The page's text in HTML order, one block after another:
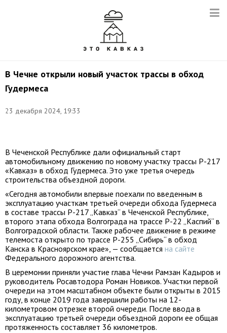
В Чечне открыли новый участок трассы в обход
Гудермеса
23 декабря 2024, 19:33
с
В Чеченской Республике дали официальный старт
автомобильному движению по новому участку трассы Р-217
«Кавказ» в обход Гудермеса. Это уже третья очередь
строительства объездной дороги.
«Сегодня автомобили впервые поехали по введенным в
эксплуатацию участкам третьей очереди обхода Гудермеса
в составе трассы Р-217 „Кавказ“ в Чеченской Республике,
второго этапа обхода Волгограда на трассе Р-22 „Каспий“ в
Волгоградской области. Также рабочее движение в режиме
телемоста открыто по трассе Р-255 „Сибирь“ в обход
Канска в Красноярском крае», — сообщается на сайте
Федерального дорожного агентства.
В церемонии приняли участие глава Чечни Рамзан Кадыров и
руководитель Росавтодора Роман Новиков. Участки первой
очереди на этом масштабном объекте были открыты в 2015
году, в конце 2019 года завершили работы на 12-
километровом отрезке второй очереди. После ввода в
эксплуатацию третьей очереди объездной дороги ее общая
протяженность составляет 36 километров.